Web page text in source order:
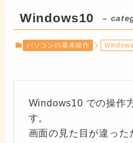
Windows10 –
パソコンの基本操作
Windows10 での操作
す。
画面の見た目が違っ